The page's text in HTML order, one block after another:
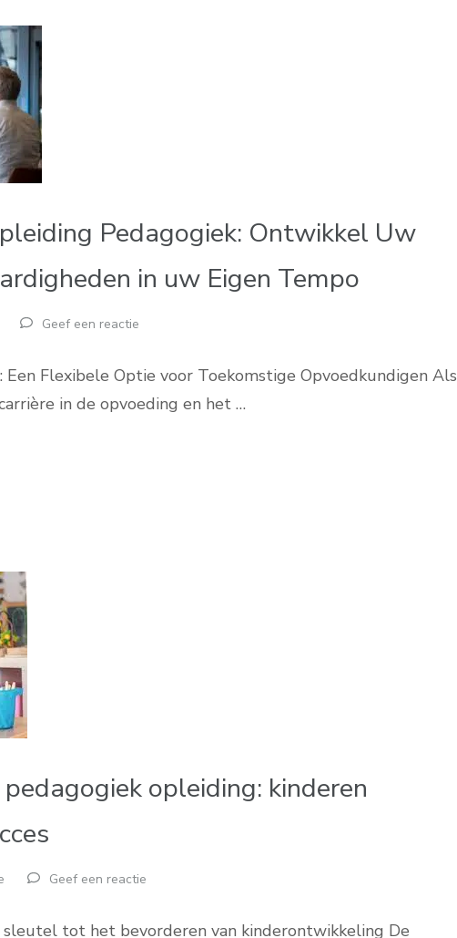
Pedagogiek: Ontwikkel Uw
in uw Eigen Tempo
Geef een reactie
Flexibele Optie voor Toekomstige Opvoedkundigen Als
in de opvoeding en het …
opleiding: kinderen
Geef een reactie
sleutel tot het bevorderen van kinderontwikkeling De